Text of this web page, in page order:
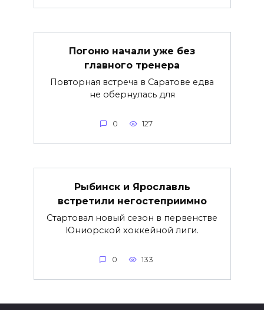
Погоню начали уже без
главного тренера
Повторная встреча в Саратове едва
не обернулась для
0 127
Рыбинск и Ярославль
встретили негостеприимно
Стартовал новый сезон в первенстве
Юниорской хоккейной лиги.
0 133